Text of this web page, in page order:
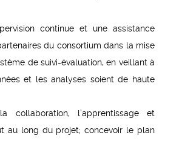
continue et une assistance
du consortium dans la mise
de suivi-évaluation, en veillant à
et les analyses soient de haute
collaboration, l’apprentissage et
au long du projet; concevoir le plan